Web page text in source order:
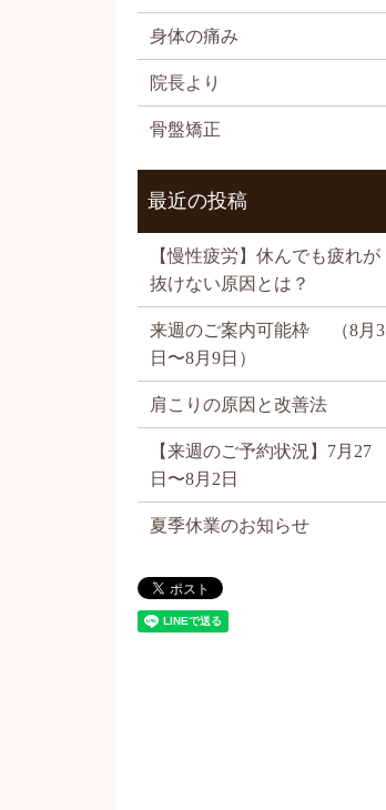
身体の痛み
院長より
骨盤矯正
最近の投稿
【慢性疲労】休んでも疲れが
抜けない原因とは？
来週のご案内可能枠 （8月3
日〜8月9日）
肩こりの原因と改善法
【来週のご予約状況】7月27
日〜8月2日
夏季休業のお知らせ